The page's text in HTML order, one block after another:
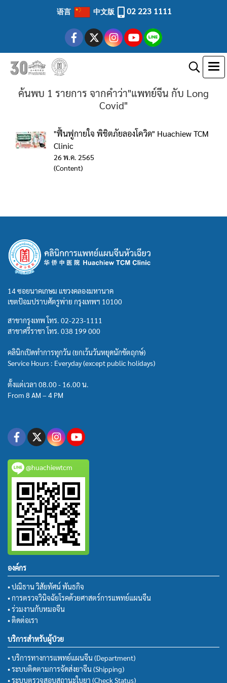
语言 中文版 02 223 1111
ค้นพบ 1 รายการ จากคำว่า"แพทย์จีน กับ Long
Covid"
"ฟื้นฟูกายใจ พิชิตภัยลองโควิด" Huachiew TCM
Clinic
26 พ.ค. 2565
(Content)
14 ซอยนาคเกษม แขวงคลองมหานาค
เขตป้อมปราบศัตรูพ่าย กรุงเทพฯ 10100
สาขากรุงเทพ โทร. 02-223-1111
สาขาศรีราชา โทร. 038 199 000
คลินิกเปิดทำการทุกวัน (ยกเว้นวันหยุดนักขัตฤกษ์)
Service Hours : Everyday (except public holidays)
ตั้งแต่เวลา 08.00 - 16.00 น.
From 8 AM – 4 PM
@huachiewtcm
องค์กร
• ปณิธาน วิสัยทัศน์ พันธกิจ
• การตรวจวินิจฉัยโรคด้วยศาสตร์การแพทย์แผนจีน
• ร่วมงานกับหมอจีน
• ติดต่อเรา
บริการสำหรับผู้ป่วย
• บริการทางการแพทย์แผนจีน (Department)
• ระบบติดตามการจัดส่งยาจีน (Shipping)
• ระบบตรวจสอบสถานะใบยา (Check Status)